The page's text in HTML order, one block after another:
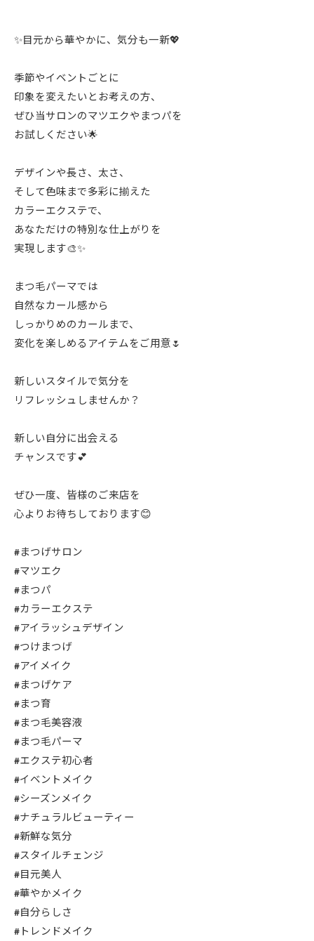
✨目元から華やかに、気分も一新💖
季節やイベントごとに
印象を変えたいとお考えの方、
ぜひ当サロンのマツエクやまつパを
お試しください🌟
デザインや長さ、太さ、
そして色味まで多彩に揃えた
カラーエクステで、
あなただけの特別な仕上がりを
実現します🎨✨
まつ毛パーマでは
自然なカール感から
しっかりめのカールまで、
変化を楽しめるアイテムをご用意🌷
新しいスタイルで気分を
リフレッシュしませんか？
新しい自分に出会える
チャンスです💕
ぜひ一度、皆様のご来店を
心よりお待ちしております😊
#まつげサロン
#マツエク
#まつパ
#カラーエクステ
#アイラッシュデザイン
#つけまつげ
#アイメイク
#まつげケア
#まつ育
#まつ毛美容液
#まつ毛パーマ
#エクステ初心者
#イベントメイク
#シーズンメイク
#ナチュラルビューティー
#新鮮な気分
#スタイルチェンジ
#目元美人
#華やかメイク
#自分らしさ
#トレンドメイク